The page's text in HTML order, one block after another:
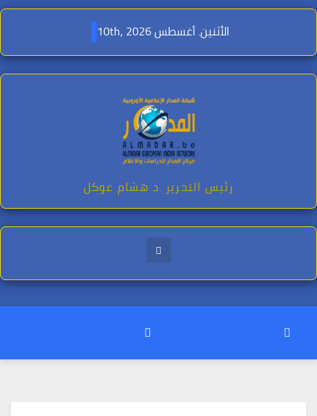
Skip
content
الأثنين. أغسطس 10th, 2026
رئيس التحرير .د هشام عوكل